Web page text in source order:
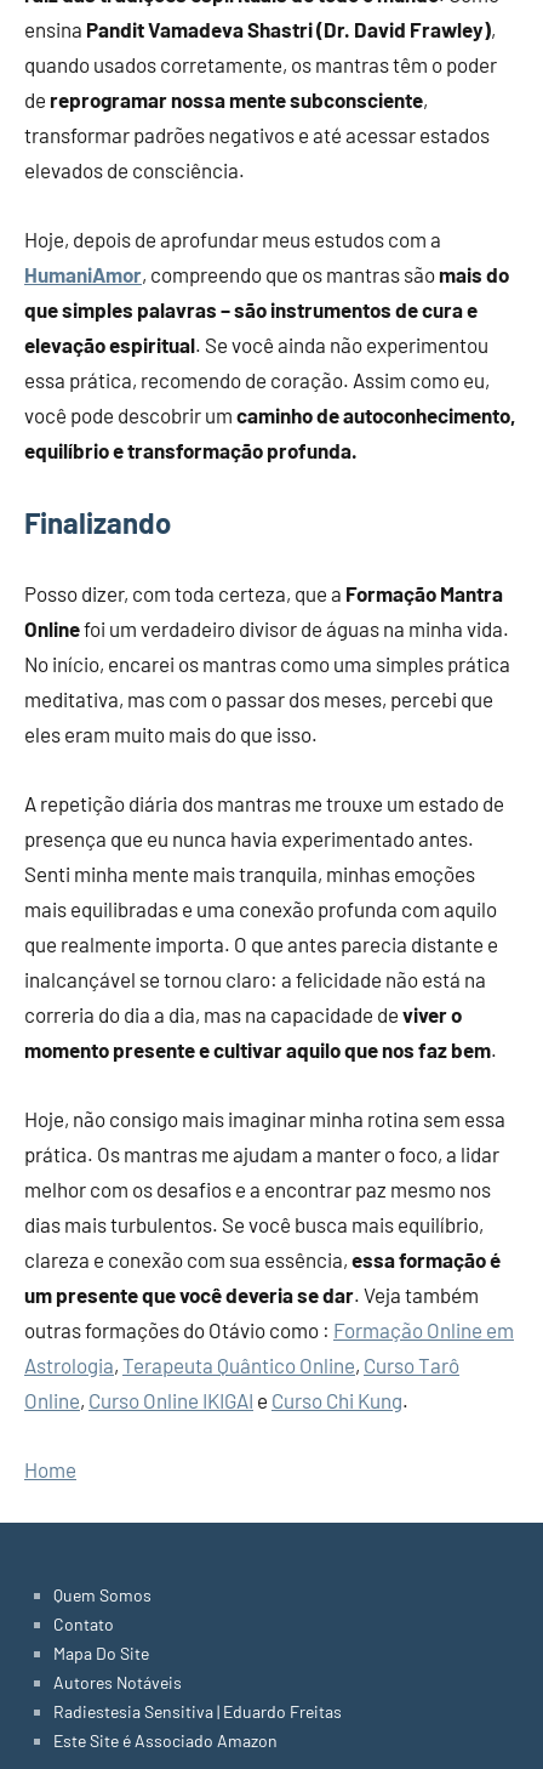
ensina Pandit Vamadeva Shastri (Dr. David Frawley),
quando usados corretamente, os mantras têm o poder
de reprogramar nossa mente subconsciente,
transformar padrões negativos e até acessar estados
elevados de consciência.
Hoje, depois de aprofundar meus estudos com a
HumaniAmor, compreendo que os mantras sãomais do
que simples palavras – são instrumentos de cura e
elevação espiritual. Se você ainda não experimentou
essa prática, recomendo de coração. Assim como eu,
você pode descobrir um caminho de autoconhecimento,
equilíbrio e transformação profunda.
Finalizando
Posso dizer, com toda certeza, que a Formação Mantra
Onlinefoi um verdadeiro divisor de águas na minha vida.
No início, encarei os mantras como uma simples prática
meditativa, mas com o passar dos meses, percebi que
eles eram muito mais do que isso.
A repetição diária dos mantras me trouxe um estado de
presença que eu nunca havia experimentado antes.
Senti minha mente mais tranquila, minhas emoções
mais equilibradas e uma conexão profunda com aquilo
que realmente importa. O que antes parecia distante e
inalcançável se tornou claro: a felicidade não está na
correria do dia a dia, mas na capacidade de viver o
momento presente e cultivar aquilo que nos faz bem.
Hoje, não consigo mais imaginar minha rotina sem essa
prática. Os mantras me ajudam a manter o foco, a lidar
melhor com os desafios e a encontrar paz mesmo nos
dias mais turbulentos. Se você busca mais equilíbrio,
clareza e conexão com sua essência, essa formação é
um presente que você deveria se dar. Veja também
outras formações do Otávio como : Formação Online em
Astrologia, Terapeuta Quântico Online, Curso Tarô
Online, Curso Online IKIGAI e Curso Chi Kung.
Home
Quem Somos
Contato
Mapa Do Site
Autores Notáveis
Radiestesia Sensitiva | Eduardo Freitas
Este Site é Associado Amazon